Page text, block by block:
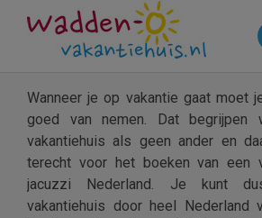
Wanneer je op vakantie gaat moet
goed van nemen. Dat begrijpen
vakantiehuis als geen ander en
terecht voor het boeken van een
jacuzzi Nederland. Je kunt
vakantiehuis door heel Nederland